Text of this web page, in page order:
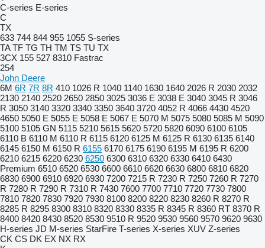
C-series E-series
C
TX
633 744 844 955 1055 S-series
TA TF TG TH TM TS TU TX
3CX 155 527 8310 Fastrac
254
John Deere
6M 6R 7R 8R 410 1026 R 1040 1140 1630 1640 2026 R 2030 2032
2130 2140 2520 2650 2850 3025 3036 E 3038 E 3040 3045 R 3046
R 3050 3140 3320 3340 3350 3640 3720 4052 R 4066 4430 4520
4650 5050 E 5055 E 5058 E 5067 E 5070 M 5075 5080 5085 M 5090
5100 5105 GN 5115 5210 5615 5620 5720 5820 6090 6100 6105
6110 B 6110 M 6110 R 6115 6120 6125 M 6125 R 6130 6135 6140
6145 6150 M 6150 R 6155 6170 6175 6190 6195 M 6195 R 6200
6210 6215 6220 6230 6250 6300 6310 6320 6330 6410 6430
Premium 6510 6520 6530 6600 6610 6620 6630 6800 6810 6820
6830 6900 6910 6920 6930 7200 7215 R 7230 R 7250 7260 R 7270
R 7280 R 7290 R 7310 R 7430 7600 7700 7710 7720 7730 7800
7810 7820 7830 7920 7930 8100 8200 8220 8230 8260 R 8270 R
8285 R 8295 8300 8310 8320 8330 8335 R 8345 R 8360 RT 8370 R
8400 8420 8430 8520 8530 9510 R 9520 9530 9560 9570 9620 9630
H-series JD M-series StarFire T-series X-series XUV Z-series
CK CS DK EX NX RX